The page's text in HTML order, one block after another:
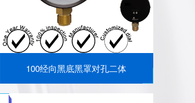
100经向黑底黑罩对孔二体